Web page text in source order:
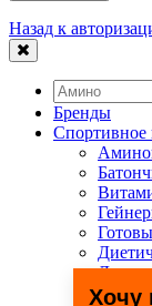
Назад к
Бренды
Спортивное
Для
Хочу